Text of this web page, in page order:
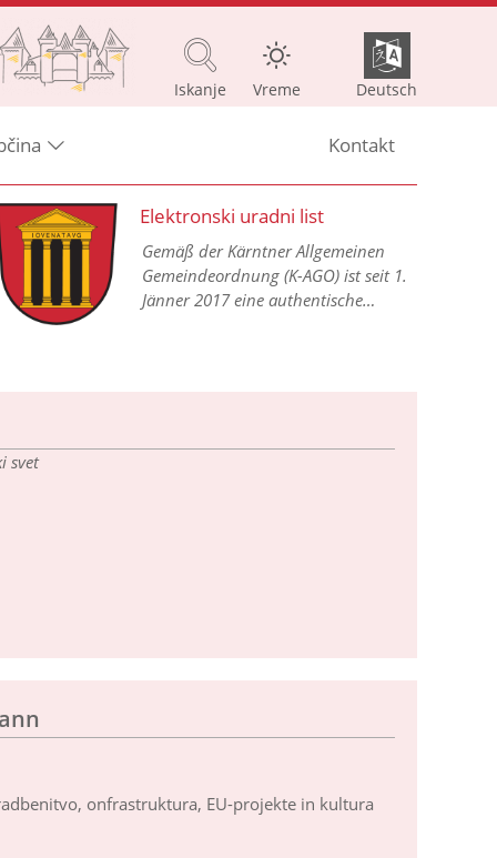
Iskanje Vreme Deutsch
Kontakt
Elektronski uradni list
Gemäß der Kärntner Allgemeinen
Gemeindeordnung (K-AGO) ist seit 1.
Jänner 2017 eine authentische
svet
onfrastruktura, EU-projekte in kultura